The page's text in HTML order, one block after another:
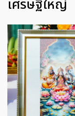
เศรษฐีใหญ่